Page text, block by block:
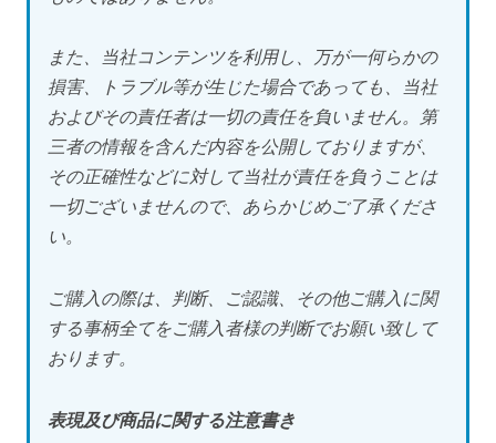
また、当社コンテンツを利用し、万が一何らかの
損害、トラブル等が生じた場合であっても、当社
およびその責任者は一切の責任を負いません。第
三者の情報を含んだ内容を公開しておりますが、
その正確性などに対して当社が責任を負うことは
一切ございませんので、あらかじめご了承くださ
い。
ご購入の際は、判断、ご認識、その他ご購入に関
する事柄全てをご購入者様の判断でお願い致して
おります。
表現及び商品に関する注意書き